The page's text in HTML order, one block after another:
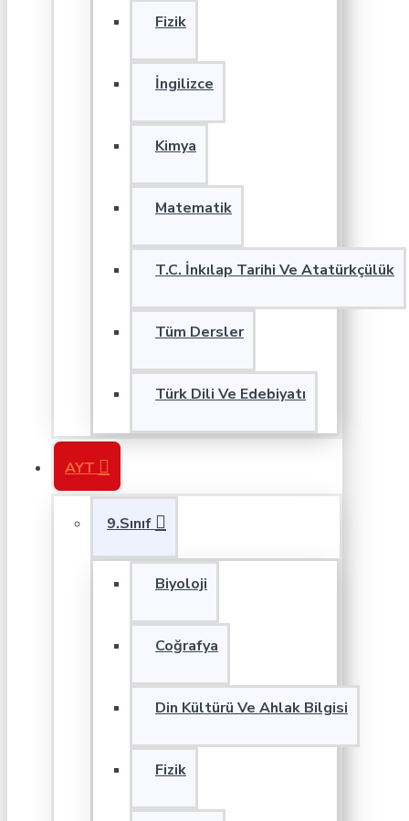
Fizik
İngilizce
Kimya
Matematik
T.C. İnkılap Tarihi Ve Atatürkçülük
Tüm Dersler
Türk Dili Ve Edebiyatı
AYT
9.Sınıf
Biyoloji
Coğrafya
Din Kültürü Ve Ahlak Bilgisi
Fizik